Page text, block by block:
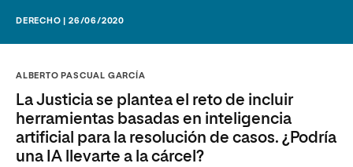
DERECHO | 26/06/2020
ALBERTO PASCUAL GARCÍA
La Justicia se plantea el reto de incluir
herramientas basadas en inteligencia
artificial para la resolución de casos. ¿Podría
una IA llevarte a la cárcel?